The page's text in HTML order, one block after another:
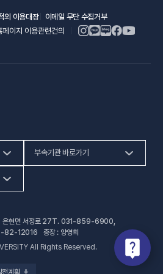
외 이용대장(새 창 열림)
이메일 무단 수집거부(새 창 열림)
열림)
페이지 이용관련건의
부속기관 바로가기
건강증진센터(새 창 열림)
교육혁신지원센터(새 창 열림)
전계획
은현면 서정로 27T. 031-859-6900,
82-12016 총장 : 양영희
All Rights Reserved.